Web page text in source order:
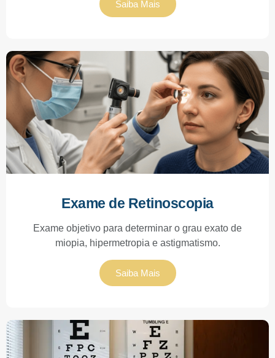
Saiba Mais
Exame de Retinoscopia
Exame objetivo para determinar o grau exato de
miopia, hipermetropia e astigmatismo.
Saiba Mais